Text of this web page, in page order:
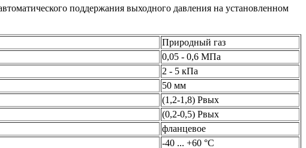
поддержания выходного давления на установленном
Природный газ
0,05 - 0,6 МПа
2 - 5 кПа
50 мм
(1,2-1,8) Рвых
(0,2-0,5) Рвых
фланцевое
-40 ... +60 °C